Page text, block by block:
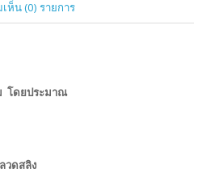
ห็น (0) รายการ
โดยประมาณ
วดสลิง